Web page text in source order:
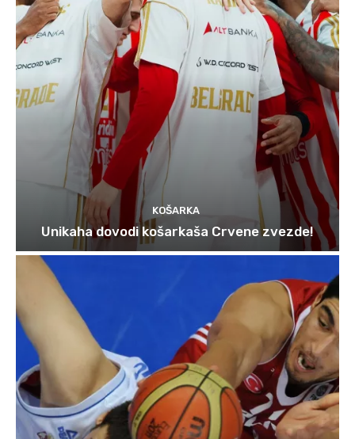
KOŠARKA
Unikaha dovodi košarkaša Crvene zvezde!